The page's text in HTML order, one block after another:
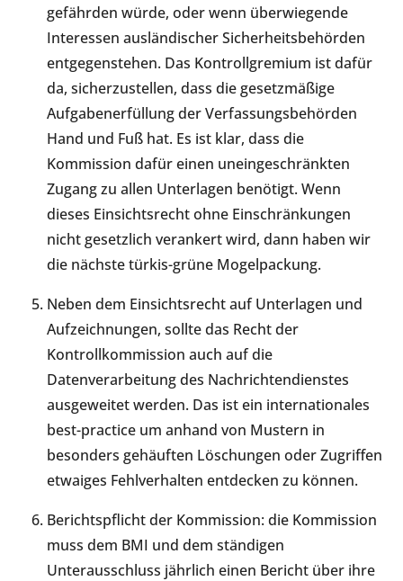
gefährden würde, oder wenn überwiegende
Interessen ausländischer Sicherheitsbehörden
entgegenstehen. Das Kontrollgremium ist dafür
da, sicherzustellen, dass die gesetzmäßige
Aufgabenerfüllung der Verfassungsbehörden
Hand und Fuß hat. Es ist klar, dass die
Kommission dafür einen uneingeschränkten
Zugang zu allen Unterlagen benötigt. Wenn
dieses Einsichtsrecht ohne Einschränkungen
nicht gesetzlich verankert wird, dann haben wir
die nächste türkis-grüne Mogelpackung.
Neben dem Einsichtsrecht auf Unterlagen und
Aufzeichnungen, sollte das Recht der
Kontrollkommission auch auf die
Datenverarbeitung des Nachrichtendienstes
ausgeweitet werden. Das ist ein internationales
best-practice um anhand von Mustern in
besonders gehäuften Löschungen oder Zugriffen
etwaiges Fehlverhalten entdecken zu können.
Berichtspflicht der Kommission: die Kommission
muss dem BMI und dem ständigen
Unterausschluss jährlich einen Bericht über ihre